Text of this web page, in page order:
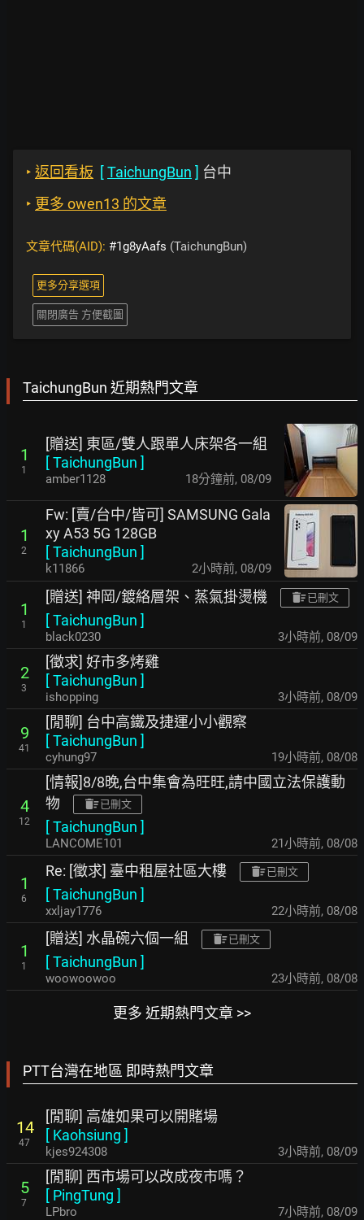
‣ 返回看板 [TaichungBun ] 台中
‣ 更多 owen13 的文章
文章代碼(AID): #1g8yAafs (TaichungBun)
更多分享選項
關閉廣告 方便截圖
TaichungBun 近期熱門文章
1
1
[贈送] 東區/雙人跟單人床架各一組
[TaichungBun ]
amber1128 18分鐘前, 08/09
1
2
Fw: [賣/台中/皆可] SAMSUNG Gala
xy A53 5G 128GB
[TaichungBun ]
k11866 2小時前, 08/09
1
1
[贈送] 神岡/鍍絡層架、蒸氣掛燙機 已刪文
[TaichungBun ]
black0230 3小時前, 08/09
2
3
[徵求] 好市多烤雞
[TaichungBun ]
ishopping 3小時前, 08/09
9
41
[閒聊] 台中高鐵及捷運小小觀察
[TaichungBun ]
cyhung97 19小時前, 08/08
4
12
[情報]8/8晚,台中集會為旺旺,請中國立法保護動
物
已刪文
[TaichungBun ]
LANCOME101 21小時前, 08/08
1
6
Re: [徵求] 臺中租屋社區大樓 已刪文
[TaichungBun ]
xxljay1776 22小時前, 08/08
1
1
[贈送] 水晶碗六個一組 已刪文
[TaichungBun ]
woowoowoo 23小時前, 08/08
更多 近期熱門文章 >>
PTT台灣在地區 即時熱門文章
14
47
[閒聊] 高雄如果可以開賭場
[ Kaohsiung ]
kjes924308 3小時前, 08/09
5
7
[閒聊] 西市場可以改成夜市嗎？
[ PingTung ]
LPbro 7小時前, 08/09